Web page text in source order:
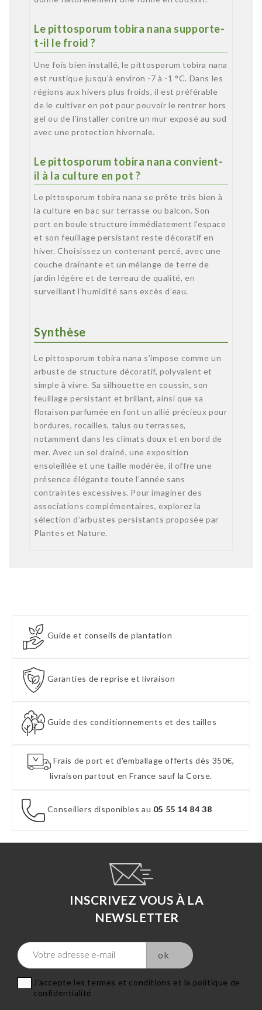
Le pittosporum tobira nana supporte-
t-il le froid ?
Une fois bien installé, le pittosporum tobira nana
est rustique jusqu’à environ -7 à -1 °C. Dans les
régions aux hivers plus froids, il est préférable
de le cultiver en pot pour pouvoir le rentrer hors
gel ou de l’installer contre un mur exposé au sud
avec une protection hivernale.
Le pittosporum tobira nana convient-
il à la culture en pot ?
Le pittosporum tobira nana se prête très bien à
la culture en bac sur terrasse ou balcon. Son
port en boule structure immédiatement l’espace
et son feuillage persistant reste décoratif en
hiver. Choisissez un contenant percé, avec une
couche drainante et un mélange de terre de
jardin légère et de terreau de qualité, en
surveillant l’humidité sans excès d’eau.
Synthèse
Le pittosporum tobira nana s’impose comme un
arbuste de structure décoratif, polyvalent et
simple à vivre. Sa silhouette en coussin, son
feuillage persistant et brillant, ainsi que sa
floraison parfumée en font un allié précieux pour
bordures, rocailles, talus ou terrasses,
notamment dans les climats doux et en bord de
mer. Avec un sol drainé, une exposition
ensoleillée et une taille modérée, il offre une
présence élégante toute l’année sans
contraintes excessives. Pour imaginer des
associations complémentaires, explorez la
sélection d’arbustes persistants proposée par
Plantes et Nature.
Guide et conseils de plantation
Garanties de reprise et livraison
Guide des conditionnements et des tailles
Frais de port et d'emballage offerts dès 350€,
livraison partout en France sauf la Corse.
Conseillers disponibles au 05 55 14 84 38
INSCRIVEZ VOUS À LA
NEWSLETTER
J'accepte les termes et conditions et la politique de
confidentialité